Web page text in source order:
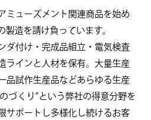
ミューズメント関連商品を始め
造を請け負っています。
ダ付け・完成品組立・電気検査
ラインと人材を保有。大量生産
品試作生産品などあらゆる生産
づくり”という弊社の得意分野を
サポートし多様化し続けるお客